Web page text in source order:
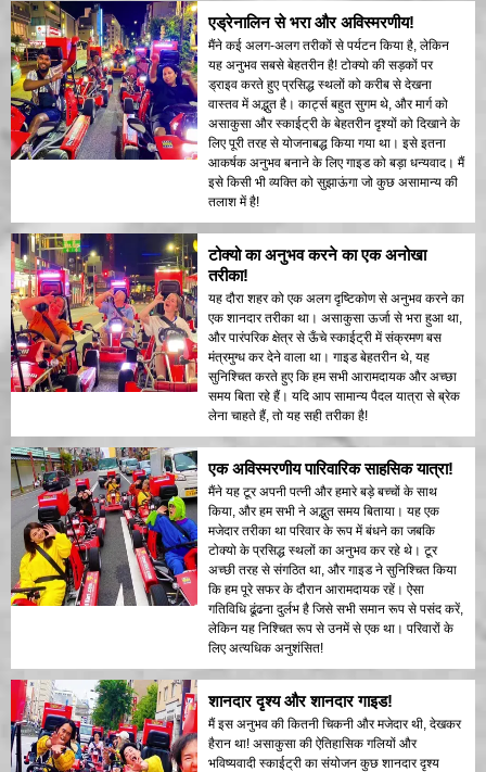
एड्रेनालिन से भरा और अविस्मरणीय!
मैंने कई अलग-अलग तरीकों से पर्यटन किया है, लेकिन
यह अनुभव सबसे बेहतरीन है! टोक्यो की सड़कों पर
ड्राइव करते हुए प्रसिद्ध स्थलों को करीब से देखना
वास्तव में अद्भुत है। कार्ट्स बहुत सुगम थे, और मार्ग को
असाकुसा और स्काईट्री के बेहतरीन दृश्यों को दिखाने के
लिए पूरी तरह से योजनाबद्ध किया गया था। इसे इतना
आकर्षक अनुभव बनाने के लिए गाइड को बड़ा धन्यवाद। मैं
इसे किसी भी व्यक्ति को सुझाऊंगा जो कुछ असामान्य की
तलाश में है!
टोक्यो का अनुभव करने का एक अनोखा
तरीका!
यह दौरा शहर को एक अलग दृष्टिकोण से अनुभव करने का
एक शानदार तरीका था। असाकुसा ऊर्जा से भरा हुआ था,
और पारंपरिक क्षेत्र से ऊँचे स्काईट्री में संक्रमण बस
मंत्रमुग्ध कर देने वाला था। गाइड बेहतरीन थे, यह
सुनिश्चित करते हुए कि हम सभी आरामदायक और अच्छा
समय बिता रहे हैं। यदि आप सामान्य पैदल यात्रा से ब्रेक
लेना चाहते हैं, तो यह सही तरीका है!
एक अविस्मरणीय पारिवारिक साहसिक यात्रा!
मैंने यह टूर अपनी पत्नी और हमारे बड़े बच्चों के साथ
किया, और हम सभी ने अद्भुत समय बिताया। यह एक
मजेदार तरीका था परिवार के रूप में बंधने का जबकि
टोक्यो के प्रसिद्ध स्थलों का अनुभव कर रहे थे। टूर
अच्छी तरह से संगठित था, और गाइड ने सुनिश्चित किया
कि हम पूरे सफर के दौरान आरामदायक रहें। ऐसा
गतिविधि ढूंढना दुर्लभ है जिसे सभी समान रूप से पसंद करें,
लेकिन यह निश्चित रूप से उनमें से एक था। परिवारों के
लिए अत्यधिक अनुशंसित!
शानदार दृश्य और शानदार गाइड!
मैं इस अनुभव की कितनी चिकनी और मजेदार थी, देखकर
हैरान था! असाकुसा की ऐतिहासिक गलियों और
भविष्यवादी स्काईट्री का संयोजन कुछ शानदार दृश्य